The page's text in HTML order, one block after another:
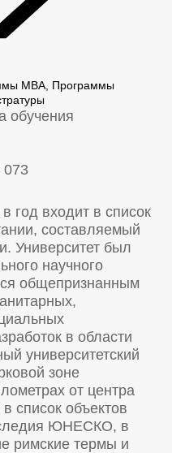
MBA, Программы
обучения
073
год входит в список
составляемый
Университет был
научного
общепризнанным
в области
университетский
зоне
от центра
список объектов
ЮНЕСКО, в
римские термы и